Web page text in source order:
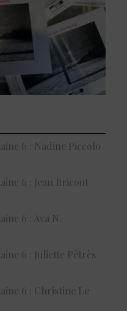
6 : Nadine Piccolo
6 : Jean Bricout
6 : Ava N.
6 : Juliette Pêtrès
6 : Christine Le